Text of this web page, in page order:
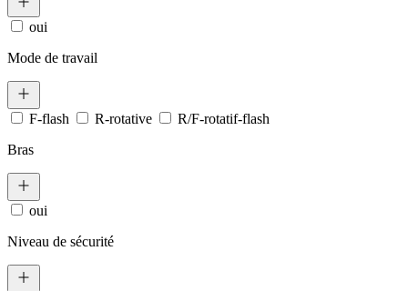
oui
Mode de travail
F-flash R-rotative
R/F-rotatif-flash
Bras
oui
Niveau de sécurité